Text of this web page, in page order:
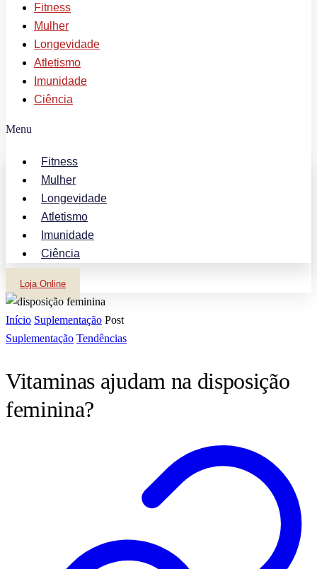
Fitness
Mulher
Longevidade
Atletismo
Imunidade
Ciência
Menu
Fitness
Mulher
Longevidade
Atletismo
Imunidade
Ciência
Loja Online
Início Suplementação Post
Suplementação Tendências
Vitaminas ajudam na disposição
feminina?